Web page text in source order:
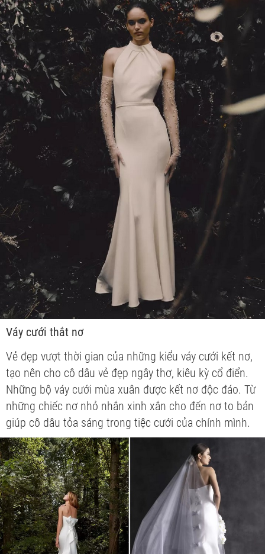
Váy cưới thắt nơ
Vẻ đẹp vượt thời gian của những kiểu váy cưới kết nơ,
tạo nên cho cô dâu vẻ đẹp ngây thơ, kiêu kỳ cổ điển.
Những bộ váy cưới mùa xuân được kết nơ độc đáo. Từ
những chiếc nơ nhỏ nhắn xinh xắn cho đến nơ to bản
giúp cô dâu tỏa sáng trong tiệc cưới của chính mình.